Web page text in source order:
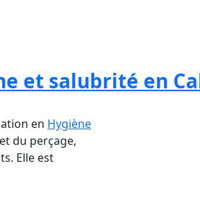
et salubrité en
en Hygiène
du perçage,
Elle est